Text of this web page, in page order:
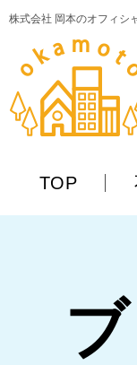
株式会社 岡本のオフィシ
TOP